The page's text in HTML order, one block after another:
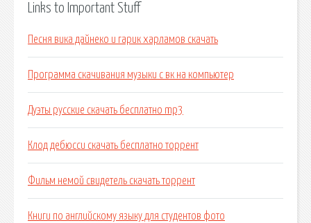
Links to Important Stuff
Песня вика дайнеко и гарик харламов скачать
Программа скачивания музыки с вк на компьютер
Дуэты русские скачать бесплатно mp3
Клод дебюсси скачать бесплатно торрент
Фильм немой свидетель скачать торрент
Книги по английскому языку для студентов фото